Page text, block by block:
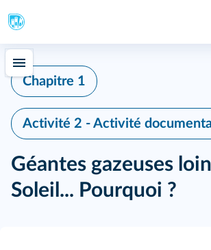
Chapitre 1
Activité 2 - Activité
Géantes gazeuses
Soleil... Pourquoi ?